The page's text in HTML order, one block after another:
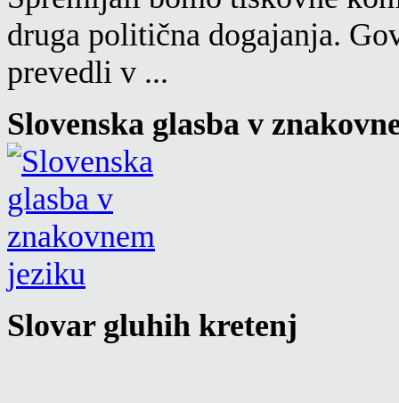
druga politična dogajanja.
prevedli v ...
Slovenska glasba v
Slovar gluhih kretenj